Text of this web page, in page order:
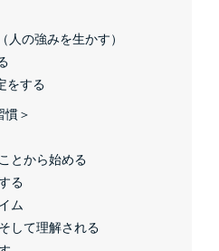
人の強みを生かす）
をする
慣＞
とから始める
る
ム
して理解される